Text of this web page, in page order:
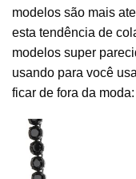
modelos são mais
esta tendência de
modelos super
usando para você
ficar de fora da moda: